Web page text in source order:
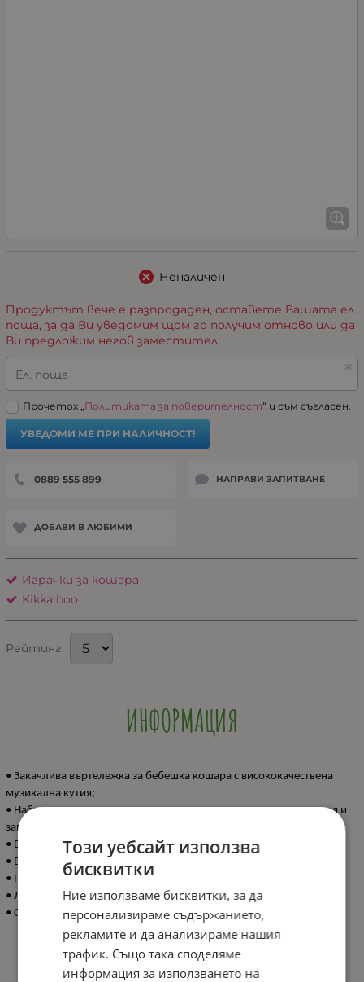
Неналичен
Продуктът вече е разпродаден, оставете Вашата ел.
поща, за да Ви уведомим щом го получим отново или да
Ви предложим негов заместител.
Ел. поща
Прочетох „Политиката за поверителност“ и съм съгласен.
УВЕДОМИ МЕ ПРИ НАЛИЧНОСТ!
0889 555 899 НАПРАВИ ЗАПИТВАНЕ
ДОБАВИ В ЛЮБИМИ
Играчки за кошара
Kikka boo
Рейтинг:
ИНФОРМАЦИЯ
• Закачлива въртележка за бебешка кошара с висококачествена
музикална кутия;
• Набирането на механизма стартира нежна приспивна мелодия и
завърта цветните плюшени играчки;
• Без нужда от батерии;
• В съответствие със стандарт EN71;
• Подходяща за деца от 0+ месеца;
• Луксозна подаръчна кутия;
• Стандартен размер.
Този уебсайт използва
бисквитки
Ние използваме бисквитки, за да
персонализираме съдържанието,
рекламите и да анализираме нашия
трафик. Също така споделяме
информация за използването на